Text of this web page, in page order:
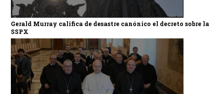
Gerald Murray califica de desastre canónico el decreto sobre la
SSPX